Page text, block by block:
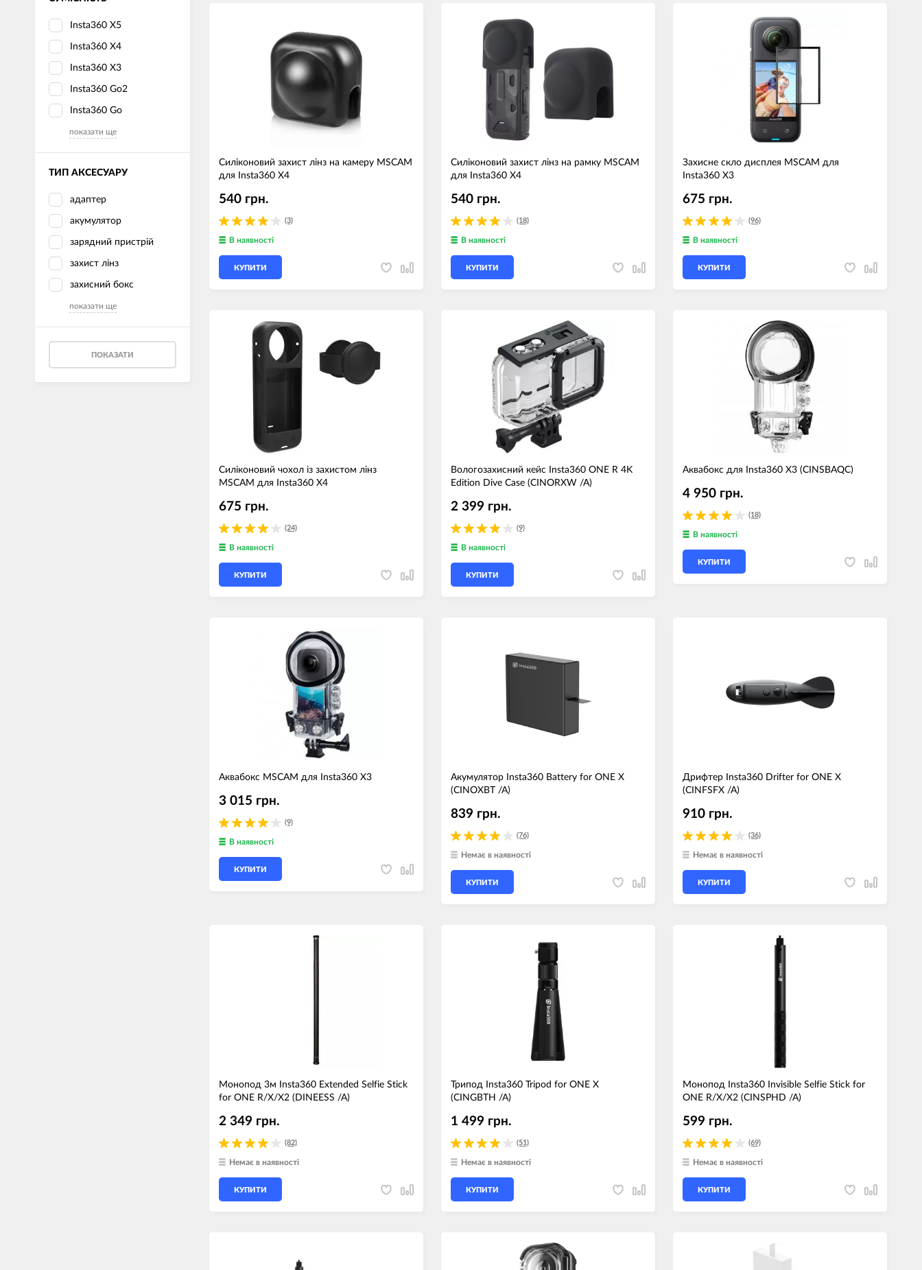
Insta360 X5
Insta360 X4
Insta360 X3
Insta360 Go2
Insta360 Go
показати ще
ТИП АКСЕСУАРУ
адаптер
акумулятор
зарядний пристрій
захист лінз
захисний бокс
показати ще
ПОКАЗАТИ
Силіконовий захист лінз на камеру MSCAM
для Insta360 X4
(3)
540 грн.
В наявності
КУПИТИ
Силіконовий захист лінз на рамку MSCAM
для Insta360 X4
(18)
540 грн.
В наявності
КУПИТИ
Захисне скло дисплея MSCAM для
Insta360 X3
(96)
675 грн.
В наявності
КУПИТИ
Силіконовий чохол із захистом лінз
MSCAM для Insta360 X4
(24)
675 грн.
В наявності
КУПИТИ
Вологозахисний кейс Insta360 ONE R 4K
Edition Dive Case (CINORXW /A)
(9)
2 399 грн.
В наявності
КУПИТИ
Аквабокс для Insta360 X3 (CINSBAQC)
(18)
4 950 грн.
В наявності
КУПИТИ
Аквабокс MSCAM для Insta360 X3
(9)
3 015 грн.
В наявності
КУПИТИ
Акумулятор Insta360 Battery for ONE X
(CINOXBT /A)
(76)
839 грн.
Немає в наявності
КУПИТИ
Дрифтер Insta360 Drifter for ONE X
(CINFSFX /A)
(36)
910 грн.
Немає в наявності
КУПИТИ
Монопод 3м Insta360 Extended Selfie Stick
for ONE R/X/X2 (DINEESS /A)
(82)
2 349 грн.
Немає в наявності
КУПИТИ
Трипод Insta360 Tripod for ONE X
(CINGBTH /A)
(51)
1 499 грн.
Немає в наявності
КУПИТИ
Монопод Insta360 Invisible Selfie Stick for
ONE R/X/X2 (CINSPHD /A)
(69)
599 грн.
Немає в наявності
КУПИТИ